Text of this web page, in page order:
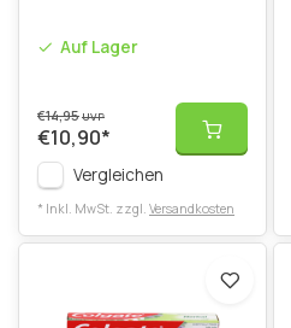
Auf Lager
€14,95UVP
€10,90*
Vergleichen
* Inkl. MwSt. zzgl. Versandkosten